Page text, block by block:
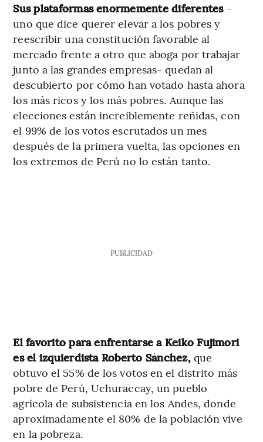
Sus plataformas enormemente diferentes -
uno que dice querer elevar a los pobres y
reescribir una constitución favorable al
mercado frente a otro que aboga por trabajar
junto a las grandes empresas- quedan al
descubierto por cómo han votado hasta ahora
los más ricos y los más pobres. Aunque las
elecciones están increíblemente reñidas, con
el 99% de los votos escrutados un mes
después de la primera vuelta, las opciones en
los extremos de Perú no lo están tanto.
PUBLICIDAD
El favorito para enfrentarse a Keiko Fujimori
es el izquierdista Roberto Sánchez,que
obtuvo el 55% de los votos en el distrito más
pobre de Perú, Uchuraccay, un pueblo
agrícola de subsistencia en los Andes, donde
aproximadamente el 80% de la población vive
en la pobreza.